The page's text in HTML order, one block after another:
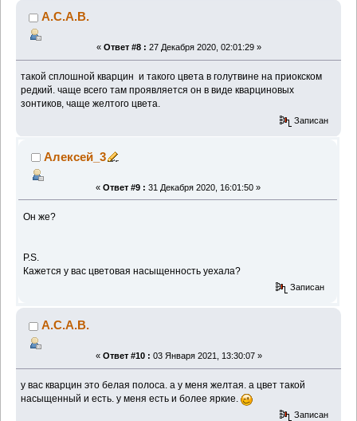
А.С.А.В.
« Ответ #8 : 27 Декабря 2020, 02:01:29 »
такой сплошной кварцин и такого цвета в голутвине на приокском
редкий. чаще всего там проявляется он в виде кварциновых
зонтиков, чаще желтого цвета.
Записан
Алексей_3
« Ответ #9 : 31 Декабря 2020, 16:01:50 »
Он же?
P.S.
Кажется у вас цветовая насыщенность уехала?
Записан
А.С.А.В.
« Ответ #10 : 03 Января 2021, 13:30:07 »
у вас кварцин это белая полоса. а у меня желтая. а цвет такой
насыщенный и есть. у меня есть и более яркие.
Записан